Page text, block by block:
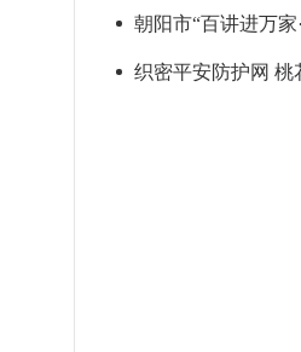
朝阳市“百讲进万
织密平安防护网 桃